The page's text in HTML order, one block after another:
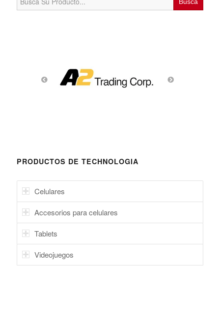
PRODUCTOS DE TECHNOLOGIA
Celulares
Accesorios para celulares
Tablets
Videojuegos